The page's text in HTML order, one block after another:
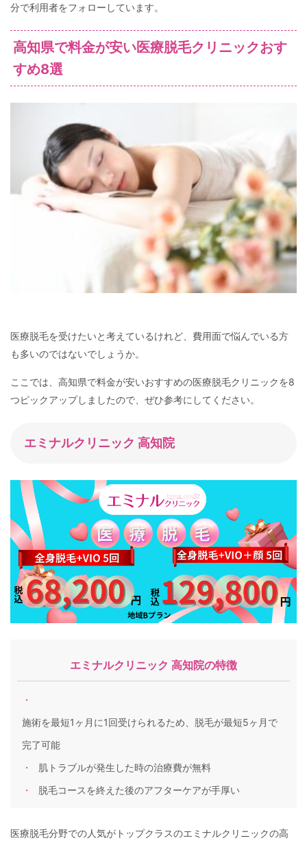
分で利用者をフォローしています。
高知県で料金が安い医療脱毛クリニックおす
すめ8選
医療脱毛を受けたいと考えているけれど、費用面で悩んでいる方
も多いのではないでしょうか。
ここでは、高知県で料金が安いおすすめの医療脱毛クリニックを8
つピックアップしましたので、ぜひ参考にしてください。
エミナルクリニック 高知院
エミナルクリニック 高知院の特徴
施術を最短1ヶ月に1回受けられるため、脱毛が最短5ヶ月で
完了可能
肌トラブルが発生した時の治療費が無料
脱毛コースを終えた後のアフターケアが手厚い
医療脱毛分野での人気がトップクラスのエミナルクリニックの高